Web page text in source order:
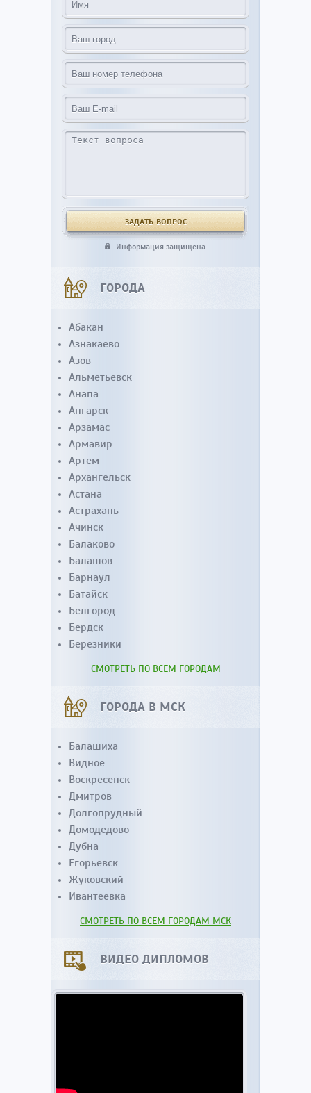
Информация защищена
ГОРОДА
Абакан
Азнакаево
Азов
Альметьевск
Анапа
Ангарск
Арзамас
Армавир
Артем
Архангельск
Астана
Астрахань
Ачинск
Балаково
Балашов
Барнаул
Батайск
Белгород
Бердск
Березники
СМОТРЕТЬ ПО ВСЕМ ГОРОДАМ
ГОРОДА В МСК
Балашиха
Видное
Воскресенск
Дмитров
Долгопрудный
Домодедово
Дубна
Егорьевск
Жуковский
Ивантеевка
СМОТРЕТЬ ПО ВСЕМ ГОРОДАМ МСК
ВИДЕО ДИПЛОМОВ